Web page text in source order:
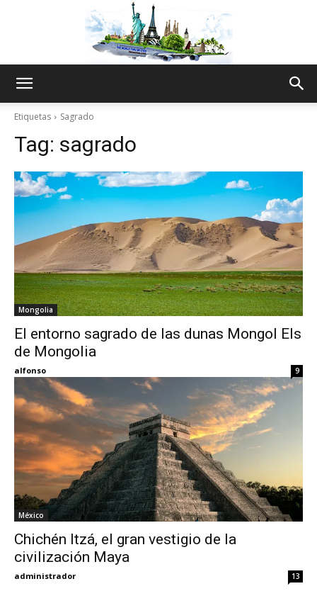
Thru
My
Etiquetas Sagrado
Tag: sagrado
Mongolia
El entorno sagrado de las dunas Mongol Els
de Mongolia
alfonso 9
México
Chichén Itzá, el gran vestigio de la
civilización Maya
administrador 13